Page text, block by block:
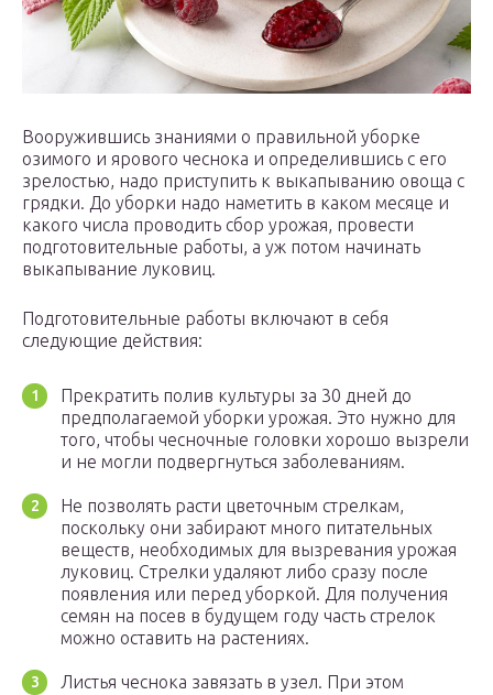
Вооружившись знаниями о правильной уборке
озимого и ярового чеснока и определившись с его
зрелостью, надо приступить к выкапыванию овоща с
грядки. До уборки надо наметить в каком месяце и
какого числа проводить сбор урожая, провести
подготовительные работы, а уж потом начинать
выкапывание луковиц.
Подготовительные работы включают в себя
следующие действия:
Прекратить полив культуры за 30 дней до
предполагаемой уборки урожая. Это нужно для
того, чтобы чесночные головки хорошо вызрели
и не могли подвергнуться заболеваниям.
Не позволять расти цветочным стрелкам,
поскольку они забирают много питательных
веществ, необходимых для вызревания урожая
луковиц. Стрелки удаляют либо сразу после
появления или перед уборкой. Для получения
семян на посев в будущем году часть стрелок
можно оставить на растениях.
Листья чеснока завязать в узел. При этом